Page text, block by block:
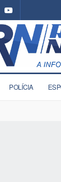
POLÍCIA